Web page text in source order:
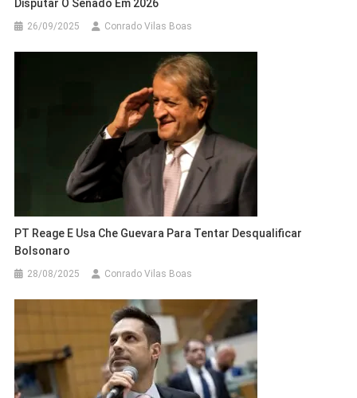
Disputar O Senado Em 2026
26/09/2025 Conrado Vilas Boas
PT Reage E Usa Che Guevara Para Tentar Desqualificar
Bolsonaro
28/08/2025 Conrado Vilas Boas